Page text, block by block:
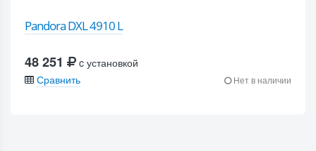
Pandora DXL 4910 L
48 251
c установкой
Сравнить
Нет в наличии